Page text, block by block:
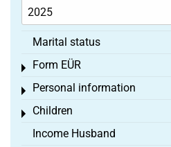
Marital status
Form EÜR
Toggle menu
Personal information
Toggle menu
Children
Toggle menu
Income Husband